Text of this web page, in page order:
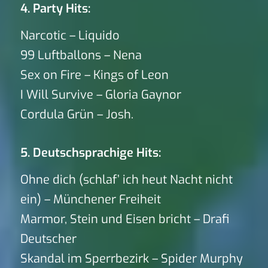
4. Party Hits:
Narcotic – Liquido
99 Luftballons – Nena
Sex on Fire – Kings of Leon
I Will Survive – Gloria Gaynor
Cordula Grün – Josh.
5. Deutschsprachige Hits:
Ohne dich (schlaf’ ich heut Nacht nicht
ein) – Münchener Freiheit
Marmor, Stein und Eisen bricht – Drafi
Deutscher
Skandal im Sperrbezirk – Spider Murphy